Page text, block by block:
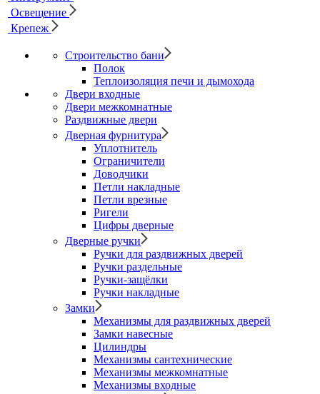
Освещение
Крепеж
Строительство бани
Полок
Теплоизоляция печи и дымохода
Двери входные
Двери межкомнатные
Раздвижные двери
Дверная фурнитура
Уплотнитель
Ограничители
Доводчики
Петли накладные
Петли врезные
Ригели
Цифры дверные
Дверные ручки
Ручки для раздвижных дверей
Ручки раздельные
Ручки-защёлки
Ручки накладные
Замки
Механизмы для раздвижных дверей
Замки навесные
Цилиндры
Механизмы сантехнические
Механизмы межкомнатные
Механизмы входные